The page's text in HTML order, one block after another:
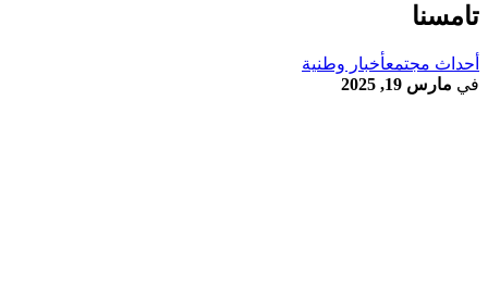
تامسنا
أحداث مجتمعأخبار وطنية
في مارس 19, 2025